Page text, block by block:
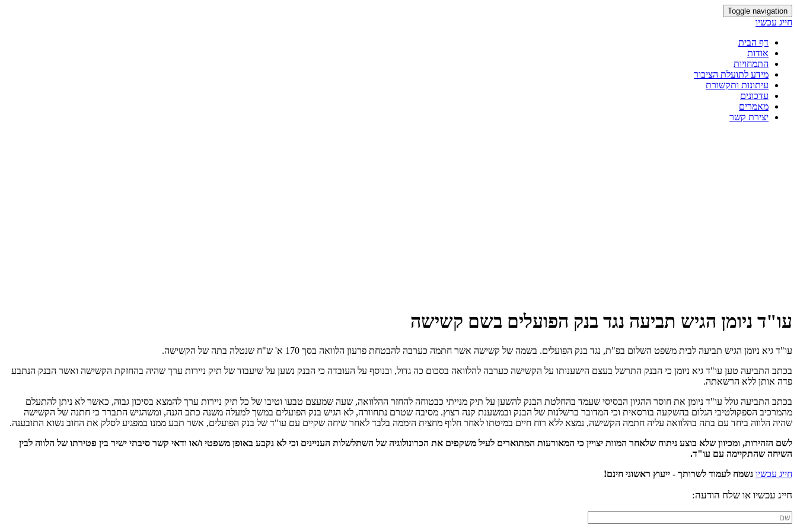
Toggle navigation
חייג עכשיו
דף הבית
אודות
התמחויות
מידע לתועלת הציבור
עיתונות ותקשורת
עדכונים
מאמרים
יצירת קשר
עו"ד ניומן הגיש תביעה נגד בנק הפועלים בשם קשישה
עו"ד גיא ניומן הגיש תביעה לבית משפט השלום בפ"ת, נגד בנק הפועלים. בשמה של קשישה אשר חתמה כערבה להבטחת פרעון הלוואה בסך 170 א' ש"ח שנטלה בתה של הקשישה.
בכתב התביעה טען עו"ד גיא ניומן כי הבנק התרשל בעצם הישענותו על הקשישה כערבה להלוואה בסכום כה גדול, ובנוסף על העובדה כי הבנק נשען על שיעבוד של תיק ניירות ערך שהיה בהחזקת הקשישה ואשר הבנק הנתבע
פדה אותן ללא הרשאתה.
בכתב התביעה גולל עו"ד ניומן את חוסר ההגיון הבסיסי שעמד בהחלטת הבנק להשען על תיק מנייתי כבטוחה להחזר ההלוואה, שעה שמעצם טבעו וטיבו של כל תיק ניירות ערך להמצא בסיכון גבוה, כאשר לא ניתן להתעלם
מהמרכיב הספקולטיבי הגלום בהשקעה בורסאית וכי המדובר ברשלנות של הבנק ובמשענת קנה רצוץ. מסיבה שטרם נתחוורה, לא הגיש בנק הפועלים במשך למעלה משנה כתב הגנה, ומשהגיש התברר כי חתנה של הקשישה
שהיה הלווה ביחד עם בתה בהלוואה עליה חתמה הקשישה, נמצא ללא רוח חיים במיטתו לאחר חלוף מחצית היממה בלבד לאחר שיחה שקיים עם עו"ד של בנק הפועלים, אשר תבע ממנו במפגיע לסלק את החוב נשוא התובענה.
לשם הזהירות, ומכיוון שלא בוצע ניתוח שלאחר המוות יצויין כי המאורעות המתוארים לעיל משקפים את הכרונולוגיה של השתלשלות העניינים וכי לא נקבע באופן משפטי ו/או ודאי קשר סיבתי ישיר בין פטירתו של הלווה לבין
השיחה שהתקיימה עם עו"ד.
חייג עכשיו נשמח לעמוד לשרותך - ייעוץ ראשוני חינם!
חייג עכשיו או שלח הודעה: